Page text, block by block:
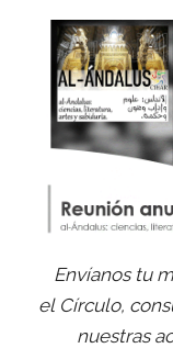
Envíanos tu
el Círculo,
nuestras